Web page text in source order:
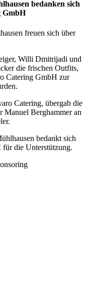
bedanken sich
GmbH
freuen sich über
Willi Dmitrijadi und
die frischen Outfits,
Catering GmbH zur
Catering, übergab die
Manuel Berghammer an
bedankt sich
die Unterstützung.